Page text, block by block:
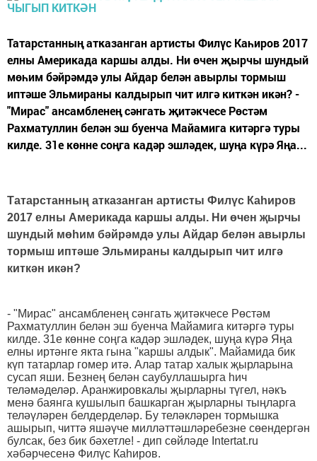
Татарстанның атказанган артисты Филүс Каһиров 2017
елны Америкада каршы алды. Ни өчен җырчы шундый
мөһим бәйрәмдә улы Айдар белән авырлы тормыш
иптәше Эльмираны калдырып чит илгә киткән икән? -
"Мирас" ансамбленең сәнгать җитәкчесе Рөстәм
Рахматуллин белән эш буенча Майамига китәргә туры
килде. 31е көнне соңга кадәр эшләдек, шуңа күрә Яңа...
Татарстанның атказанган артисты Филүс Каһиров
2017 елны Америкада каршы алды. Ни өчен җырчы
шундый мөһим бәйрәмдә улы Айдар белән авырлы
тормыш иптәше Эльмираны калдырып чит илгә
киткән икән?
- "Мирас" ансамбленең сәнгать җитәкчесе Рөстәм
Рахматуллин белән эш буенча Майамига китәргә туры
килде. 31е көнне соңга кадәр эшләдек, шуңа күрә Яңа
елны иртәнге якта гына "каршы алдык". Майамида бик
күп татарлар гомер итә. Алар татар халык җырларына
сусап яши. Безнең белән саубуллашырга һич
теләмәделәр. Аранжировкалы җырларны түгел, нәкъ
менә баянга кушылып башкарган җырларны тыңларга
теләүләрен белдерделәр. Бу теләкләрен тормышка
ашырып, читтә яшәүче милләттәшләребезне сөендергән
булсак, без бик бәхетле! - дип сөйләде Intertat.ru
хәбәрчесенә Филүс Каһиров.